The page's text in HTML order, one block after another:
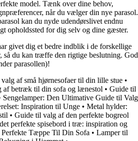
model. Tænk over dine behov,
når du vælger din nye parasol.
kan du nyde udendørslivet endnu
opholdssted for dig selv og dine gæster.
givet dig et bedre indblik i de forskellige
så du kan træffe den rigtige beslutning. God
parasollen)!
af små hjørnesofaer til din lille stue •
af betræk til din sofa og lænestol • Guide til
Sengelamper: Den Ultimative Guide til Valg
Inspiration til Unge • Metal hylder:
• Guide til valg af den perfekte bogreol
perfekte spisebord i træ: inspiration og
Tæppe Til Din Sofa • Lamper til